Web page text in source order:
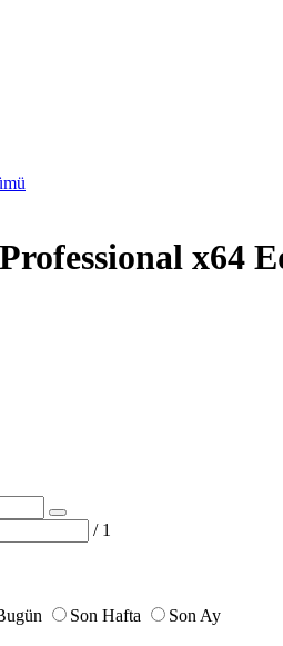
x64
/ 1
Son Hafta
Son Ay